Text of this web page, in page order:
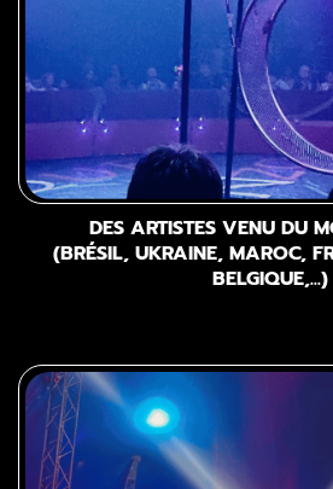
DES ARTISTES VENU DU
(BRÉSIL, UKRAINE, MAROC,
BELGIQUE,...)